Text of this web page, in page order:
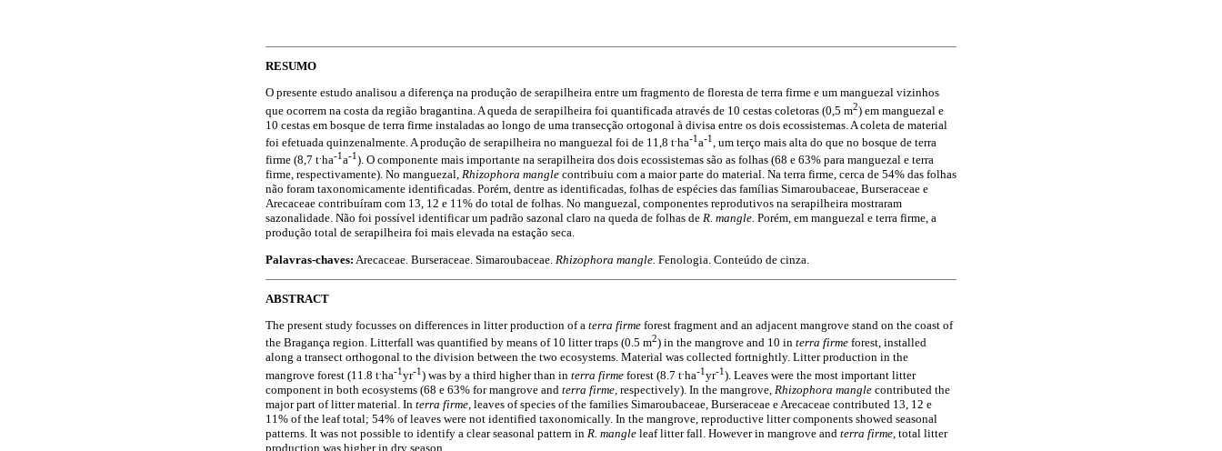
RESUMO
O presente estudo analisou a diferença na produção de serapilheira entre um fragmento de floresta de terra firme e um manguezal vizinhos
que ocorrem na costa da região bragantina. A queda de serapilheira foi quantificada através de 10 cestas coletoras (0,5 m2) em manguezal e
10 cestas em bosque de terra firme instaladas ao longo de uma transecção ortogonal à divisa entre os dois ecossistemas. A coleta de material
foi efetuada quinzenalmente. A produção de serapilheira no manguezal foi de 11,8 t ha-1a-1
, um terço mais alta do que no bosque de terra
firme (8,7 t ha-1a-1). O componente mais importante na serapilheira dos dois ecossistemas são as folhas (68 e 63% para manguezal e terra
firme, respectivamente). No manguezal, Rhizophora mangle contribuiu com a maior parte do material. Na terra firme, cerca de 54% das folhas
não foram taxonomicamente identificadas. Porém, dentre as identificadas, folhas de espécies das famílias Simaroubaceae, Burseraceae e
Arecaceae contribuíram com 13, 12 e 11% do total de folhas. No manguezal, componentes reprodutivos na serapilheira mostraram
sazonalidade. Não foi possível identificar um padrão sazonal claro na queda de folhas de R. mangle. Porém, em manguezal e terra firme, a
produção total de serapilheira foi mais elevada na estação seca.
Palavras-chaves: Arecaceae. Burseraceae. Simaroubaceae. Rhizophora mangle. Fenologia. Conteúdo de cinza.
ABSTRACT
The present study focusses on differences in litter production of a terra firme forest fragment and an adjacent mangrove stand on the coast of
the Bragança region. Litterfall was quantified by means of 10 litter traps (0.5 m2) in the mangrove and 10 in terra firme forest, installed
along a transect orthogonal to the division between the two ecosystems. Material was collected fortnightly. Litter production in the
mangrove forest (11.8 t ha-1yr-1) was by a third higher than in terra firme forest (8.7 t ha-1yr-1). Leaves were the most important litter
component in both ecosystems (68 e 63% for mangrove and terra firme, respectively). In the mangrove, Rhizophora mangle contributed the
major part of litter material. In terra firme, leaves of species of the families Simaroubaceae, Burseraceae e Arecaceae contributed 13, 12 e
11% of the leaf total; 54% of leaves were not identified taxonomically. In the mangrove, reproductive litter components showed seasonal
patterns. It was not possible to identify a clear seasonal pattern in R. mangle leaf litter fall. However in mangrove and terra firme, total litter
production was higher in dry season.